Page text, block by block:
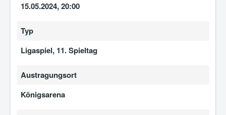
15.05.2024, 20:00
Typ
Ligaspiel, 11. Spieltag
Austragungsort
Königsarena